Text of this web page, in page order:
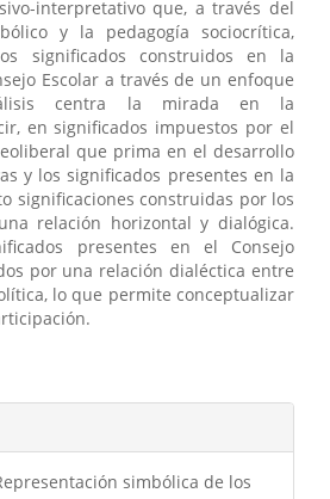
interpretativo que, a través del
y la pedagogía sociocrítica,
significados construidos en la
Escolar a través de un enfoque
centra la mirada en la
en significados impuestos por el
que prima en el desarrollo
y los significados presentes en la
significaciones construidas por los
relación horizontal y dialógica.
presentes en el Consejo
por una relación dialéctica entre
lo que permite conceptualizar
simbólica de los